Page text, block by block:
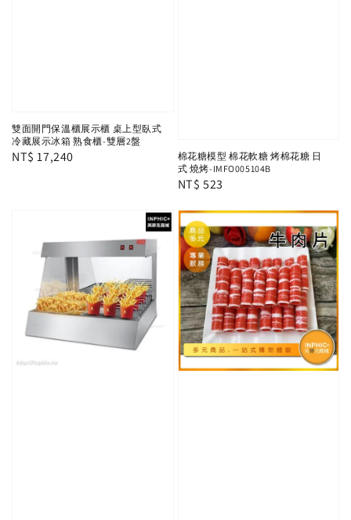
雙面開門保溫櫃展示櫃 桌上型臥式
冷藏展示冰箱 熟食櫃-雙層2盤
Regular
NT$ 17,240
棉花糖模型 棉花軟糖 烤棉花糖 日
式 燒烤-IMFO005104B
Regular
NT$ 523